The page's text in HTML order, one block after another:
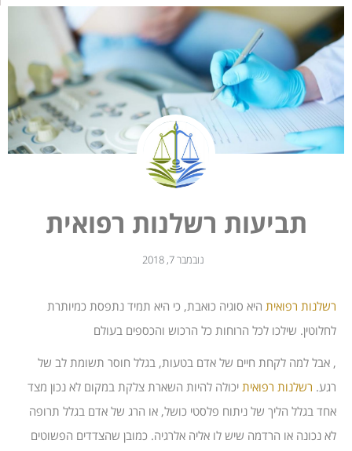
תביעות רשלנות רפואית
נובמבר 7, 2018
רשלנות רפואית היא סוגיה כואבת, כי היא תמיד נתפסת כמיותרת
לחלוטין. שילכו לכל הרוחות כל הרכוש והכספים בעולם
, אבל למה לקחת חיים של אדם בטעות, בגלל חוסר תשומת לב של
רגע. רשלנות רפואית יכולה להיות השארת צלקת במקום לא נכון מצד
אחד בגלל הליך של ניתוח פלסטי כושל, או הרג של אדם בגלל תרופה
לא נכונה או הרדמה שיש לו אליה אלרגיה. כמובן שהצדדים הפשוטים